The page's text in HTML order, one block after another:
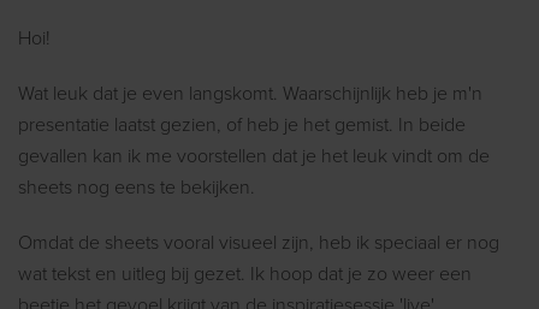
Hoi!
Wat leuk dat je even langskomt. Waarschijnlijk heb je m'n
presentatie laatst gezien, of heb je het gemist. In beide
gevallen kan ik me voorstellen dat je het leuk vindt om de
sheets nog eens te bekijken.
Omdat de sheets vooral visueel zijn, heb ik speciaal er nog
wat tekst en uitleg bij gezet. Ik hoop dat je zo weer een